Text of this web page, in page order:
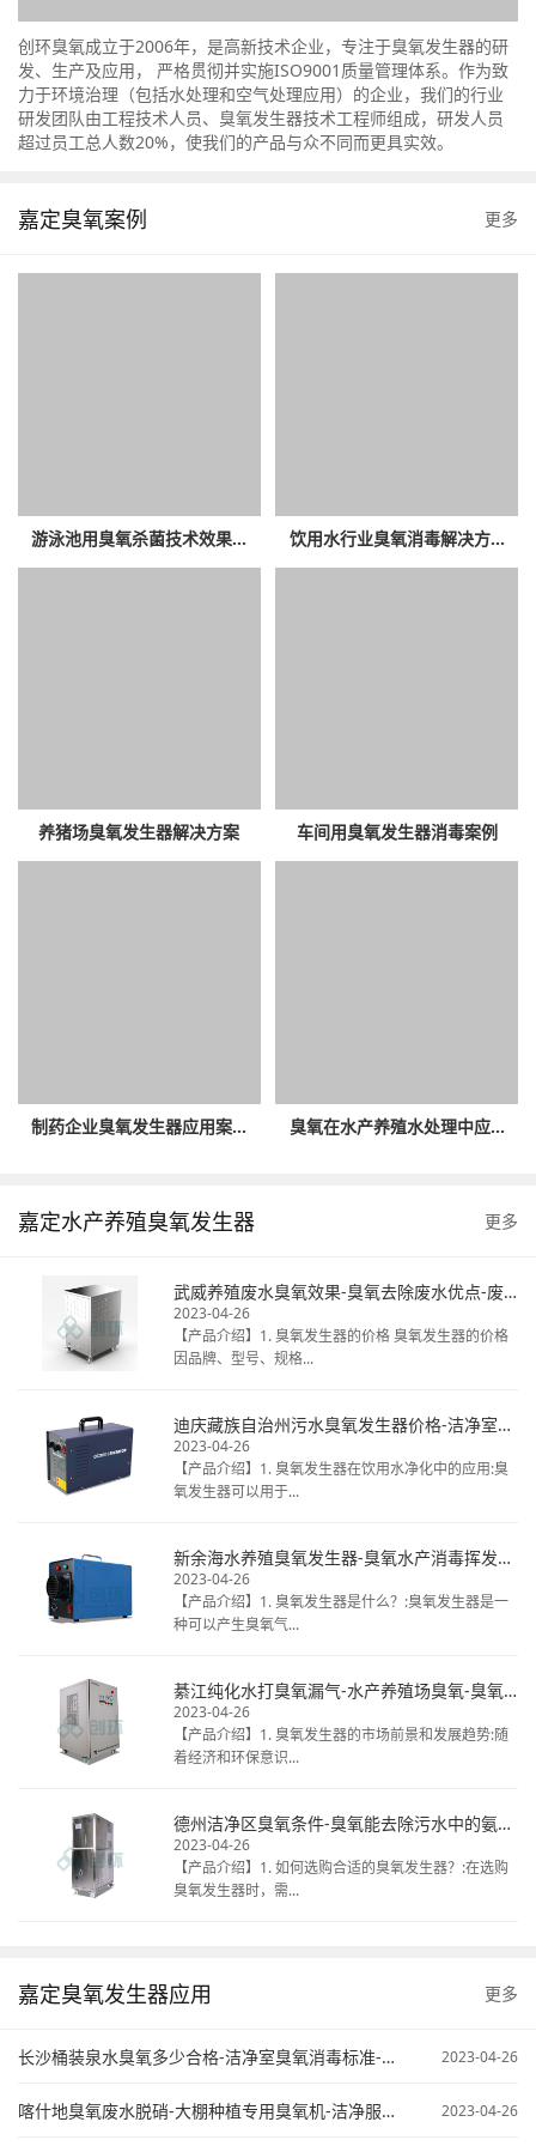
创环臭氧成立于2006年，是高新技术企业，专注于臭氧发生器的研
发、生产及应用， 严格贯彻并实施ISO9001质量管理体系。作为致
力于环境治理（包括水处理和空气处理应用）的企业，我们的行业
研发团队由工程技术人员、臭氧发生器技术工程师组成，研发人员
超过员工总人数20%，使我们的产品与众不同而更具实效。
嘉定臭氧案例 更多
游泳池用臭氧杀菌技术效果... 饮用水行业臭氧消毒解决方...
养猪场臭氧发生器解决方案 车间用臭氧发生器消毒案例
制药企业臭氧发生器应用案... 臭氧在水产养殖水处理中应...
嘉定水产养殖臭氧发生器 更多
武威养殖废水臭氧效果-臭氧去除废水优点-废水臭氧消毒厂家
2023-04-26
【产品介绍】1. 臭氧发生器的价格 臭氧发生器的价格
因品牌、型号、规格...
迪庆藏族自治州污水臭氧发生器价格-洁净室臭氧消毒热线电话-揭秘桶装水臭氧
2023-04-26
【产品介绍】1. 臭氧发生器在饮用水净化中的应用:臭
氧发生器可以用于...
新余海水养殖臭氧发生器-臭氧水产消毒挥发时间-天然矿泉水臭氧毒
2023-04-26
【产品介绍】1. 臭氧发生器是什么？:臭氧发生器是一
种可以产生臭氧气...
綦江纯化水打臭氧漏气-水产养殖场臭氧-臭氧发生器清洗冷库
2023-04-26
【产品介绍】1. 臭氧发生器的市场前景和发展趋势:随
着经济和环保意识...
德州洁净区臭氧条件-臭氧能去除污水中的氨氮不-臭氧在污水处理中的应用
2023-04-26
【产品介绍】1. 如何选购合适的臭氧发生器？:在选购
臭氧发生器时，需...
嘉定臭氧发生器应用 更多
长沙桶装泉水臭氧多少合格-洁净室臭氧消毒标准-臭氧污水处理原来 2023-04-26
喀什地臭氧废水脱硝-大棚种植专用臭氧机-洁净服臭氧灭菌 2023-04-26